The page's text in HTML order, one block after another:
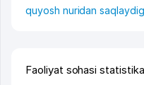
quyosh nuridan
Faoliyat sohasi